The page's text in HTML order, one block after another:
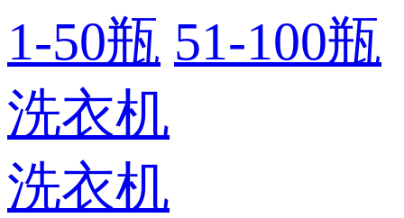
1-50瓶 51-100瓶
洗衣机
洗衣机